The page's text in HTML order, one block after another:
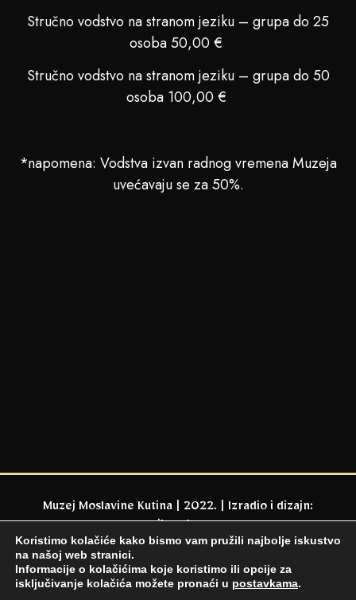
Stručno vodstvo na stranom jeziku – grupa do 25
osoba 50,00 €
Stručno vodstvo na stranom jeziku – grupa do 50
osoba 100,00 €
*napomena: Vodstva izvan radnog vremena Muzeja
uvećavaju se za 50%.
Muzej Moslavine Kutina | 2022. | Izradio i dizajn:
Koristimo kolačiće kako bismo vam pružili najbolje iskustvo
na našoj web stranici.
Informacije o kolačićima koje koristimo ili opcije za
isključivanje kolačića možete pronaći u postavkama.